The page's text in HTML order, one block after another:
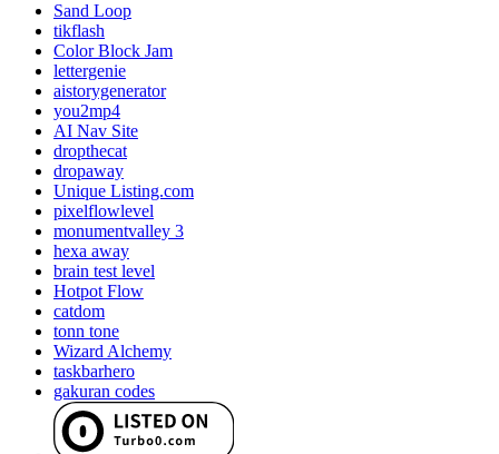
Sand Loop
tikflash
Color Block Jam
lettergenie
aistorygenerator
you2mp4
AI Nav Site
dropthecat
dropaway
Unique Listing.com
pixelflowlevel
monumentvalley 3
hexa away
brain test level
Hotpot Flow
catdom
tonn tone
Wizard Alchemy
taskbarhero
gakuran codes